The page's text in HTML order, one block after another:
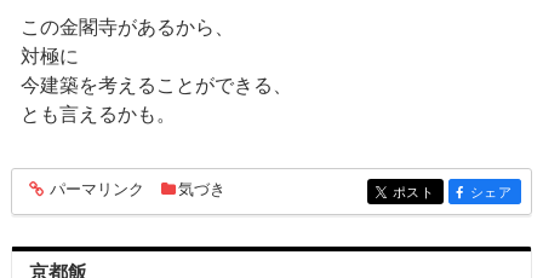
この金閣寺があるから、
対極に
今建築を考えることができる、
とも言えるかも。
entry766
パーマリンク 気づき entry766
ポスト entry766
シェア
京都飯